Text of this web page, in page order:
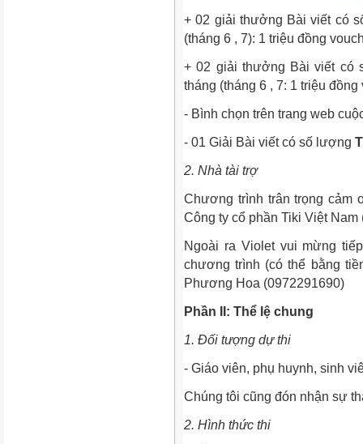
+ 02 giải thưởng Bài viết có
(tháng 6 , 7): 1 triệu đồng
+ 02 giải thưởng Bài viết có
tháng (tháng 6 , 7: 1 triệu
- Bình chọn trên trang web
- 01 Giải Bài viết có số lượng
2. Nhà tài trợ
Chương trình trân trọng cảm
Công ty cổ phần Tiki Việt
Ngoài ra Violet vui mừng
chương trình (có thể bằng
Phương Hoa (0972291690)
Phần II: Thể lệ chung
1. Đối tượng dự thi
- Giáo viên, phụ huynh, sinh
Chúng tôi cũng đón nhận sự
2. Hình thức thi